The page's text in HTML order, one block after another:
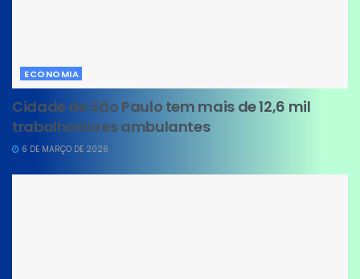
ECONOMIA
Cidade de São Paulo tem mais de 12,6 mil
trabalhadores ambulantes
6 DE MARÇO DE 2026